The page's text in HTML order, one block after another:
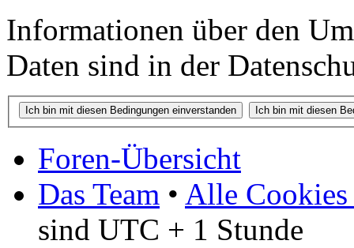
Informationen über den
Daten sind in der
Foren-Übersicht
Das Team • Alle Cookies
sind UTC + 1 Stunde